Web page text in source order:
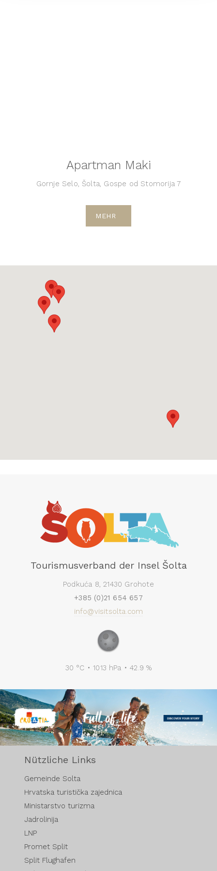
Apartman Maki
Gornje Selo, Šolta, Gospe od Stomorija 7
MEHR
Tourismusverband der Insel Šolta
Podkuća 8, 21430 Grohote
+385 (0)21 654 657
info@visitsolta.com
30 °C • 1013 hPa • 42.9 %
Nützliche Links
Gemeinde Solta
Hrvatska turistička zajednica
Ministarstvo turizma
Jadrolinija
LNP
Promet Split
Split Flughafen